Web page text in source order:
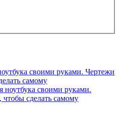
своими руками. Чертежи
самому